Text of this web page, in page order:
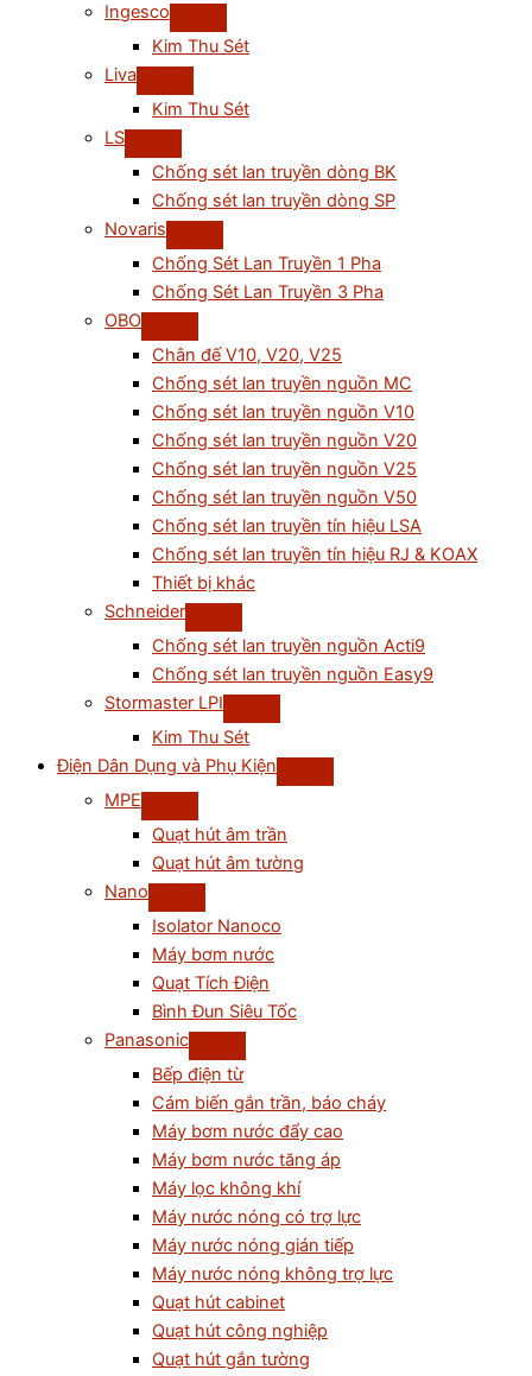
Ingesco
Kim Thu Sét
Liva
Kim Thu Sét
LS
Chống sét lan truyền dòng BK
Chống sét lan truyền dòng SP
Novaris
Chống Sét Lan Truyền 1 Pha
Chống Sét Lan Truyền 3 Pha
OBO
Chân đế V10, V20, V25
Chống sét lan truyền nguồn MC
Chống sét lan truyền nguồn V10
Chống sét lan truyền nguồn V20
Chống sét lan truyền nguồn V25
Chống sét lan truyền nguồn V50
Chống sét lan truyền tín hiệu LSA
Chống sét lan truyền tín hiệu RJ & KOAX
Thiết bị khác
Schneider
Chống sét lan truyền nguồn Acti9
Chống sét lan truyền nguồn Easy9
Stormaster LPI
Kim Thu Sét
Điện Dân Dụng và Phụ Kiện
MPE
Quạt hút âm trần
Quạt hút âm tường
Nano
Isolator Nanoco
Máy bơm nước
Quạt Tích Điện
Bình Đun Siêu Tốc
Panasonic
Bếp điện từ
Cám biến gắn trần, báo cháy
Máy bơm nước đẩy cao
Máy bơm nước tăng áp
Máy lọc không khí
Máy nước nóng có trợ lực
Máy nước nóng gián tiếp
Máy nước nóng không trợ lực
Quạt hút cabinet
Quạt hút công nghiệp
Quạt hút gắn tường